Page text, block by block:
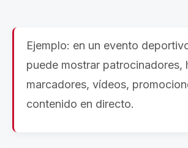
Ejemplo: en un evento
puede mostrar patrocinadores,
marcadores, vídeos,
contenido en directo.